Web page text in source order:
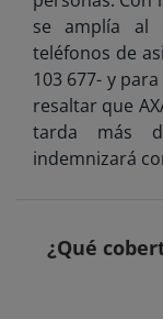
se amplía al
teléfonos de
103 677- y
resaltar que
tarda más
indemnizará
¿Qué